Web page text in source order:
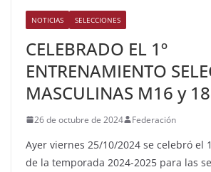
NOTICIAS SELECCIONES
CELEBRADO EL 1º
ENTRENAMIENTO
MASCULINAS M16 y 18
26 de octubre de 2024 Federación
Ayer viernes 25/10/2024 se celebró el
de la temporada 2024-2025 para las